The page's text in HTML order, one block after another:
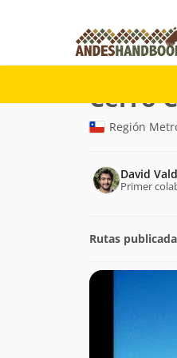
Montaña
Cerro
Región
David
Primer
Rutas